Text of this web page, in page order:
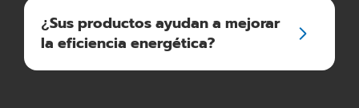
¿Sus productos ayudan a mejorar
la eficiencia energética?